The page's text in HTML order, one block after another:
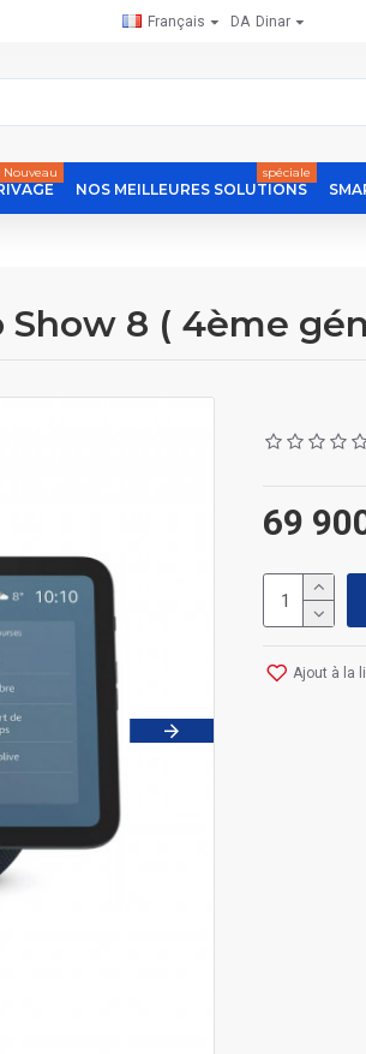
Français DA Dinar
Nouveau
NOS MEILLEURES SOLUTIONS
spéciale
8 ( 4ème
69
Ajout à la